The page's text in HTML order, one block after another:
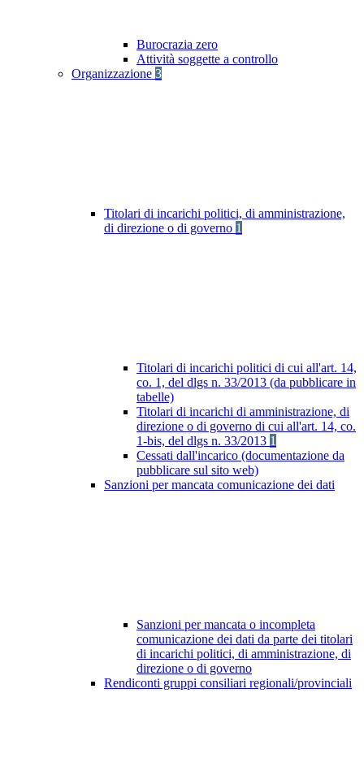
Burocrazia zero
Attività soggette a controllo
Organizzazione 3
Titolari di incarichi politici, di amministrazione,
di direzione o di governo 1
Titolari di incarichi politici di cui all'art. 14,
co. 1, del dlgs n. 33/2013 (da pubblicare in
tabelle)
Titolari di incarichi di amministrazione, di
direzione o di governo di cui all'art. 14, co.
1-bis, del dlgs n. 33/2013 1
Cessati dall'incarico (documentazione da
pubblicare sul sito web)
Sanzioni per mancata comunicazione dei dati
Sanzioni per mancata o incompleta
comunicazione dei dati da parte dei titolari
di incarichi politici, di amministrazione, di
direzione o di governo
Rendiconti gruppi consiliari regionali/provinciali